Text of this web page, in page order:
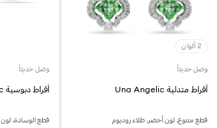
2 ألوان
وصل حديثاً
أقراط متدلية Una Angelic
قطع متنوع، لون أخضر، طلاء روديوم
وصل حديثاً
أقراط دبوسية Una Angelic